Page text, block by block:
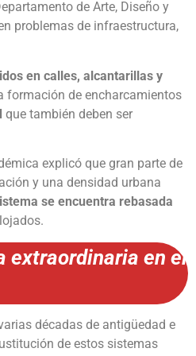
de Arte, Diseño y
problemas de infraestructura,
en calles, alcantarillas y
formación de encharcamientos
que también deben ser
explicó que gran parte de
y una densidad urbana
se encuentra rebasada
extraordinaria en el
décadas de antigüedad e
de estos sistemas